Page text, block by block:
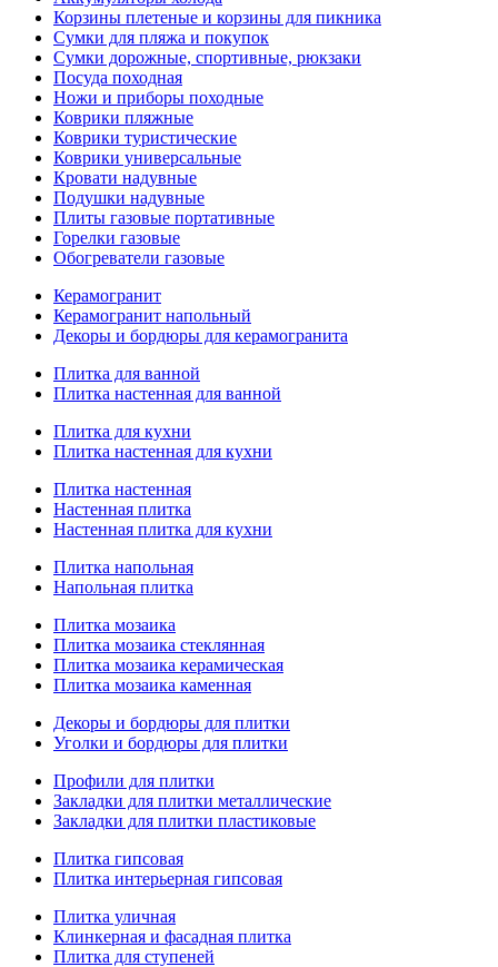
Корзины плетеные и корзины для пикника
Сумки для пляжа и покупок
Сумки дорожные, спортивные, рюкзаки
Посуда походная
Ножи и приборы походные
Коврики пляжные
Коврики туристические
Коврики универсальные
Кровати надувные
Подушки надувные
Плиты газовые портативные
Горелки газовые
Обогреватели газовые
Керамогранит
Керамогранит напольный
Декоры и бордюры для керамогранита
Плитка для ванной
Плитка настенная для ванной
Плитка для кухни
Плитка настенная для кухни
Плитка настенная
Настенная плитка
Настенная плитка для кухни
Плитка напольная
Напольная плитка
Плитка мозаика
Плитка мозаика стеклянная
Плитка мозаика керамическая
Плитка мозаика каменная
Декоры и бордюры для плитки
Уголки и бордюры для плитки
Профили для плитки
Закладки для плитки металлические
Закладки для плитки пластиковые
Плитка гипсовая
Плитка интерьерная гипсовая
Плитка уличная
Клинкерная и фасадная плитка
Плитка для ступеней